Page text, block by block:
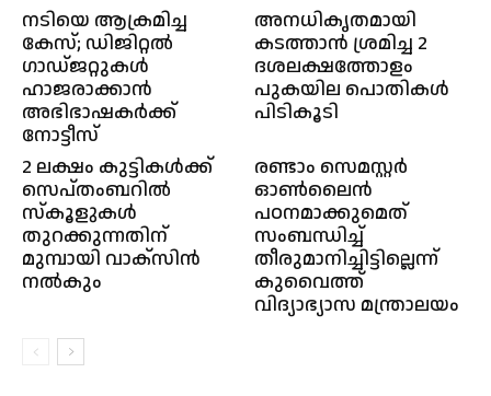
നടിയെ ആക്രമിച്ച
കേസ്; ഡിജിറ്റല്‍
ഗാഡ്ജറ്റുകള്‍
ഹാജരാക്കാന്‍
അഭിഭാഷകര്‍ക്ക്
നോട്ടീസ്
അനധികൃതമായി
കടത്താൻ ശ്രമിച്ച 2
ദശലക്ഷത്തോളം
പുകയില പൊതികൾ
പിടികൂടി
2 ലക്ഷം കുട്ടികൾക്ക്
സെപ്തംബറിൽ
സ്കൂളുകൾ
തുറക്കുന്നതിന്
മുമ്പായി വാക്സിൻ
നൽകും
രണ്ടാം സെമസ്റ്റർ
ഓൺലൈൻ
പഠനമാക്കുമെത്
സംബന്ധിച്ച്
തീരുമാനിച്ചിട്ടില്ലെന്ന്
കുവൈത്ത്
വിദ്യാഭ്യാസ മന്ത്രാലയം